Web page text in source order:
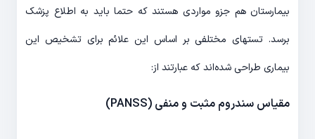
بیمارستان هم جزو مواردی هستند که حتما باید به اطلاع پزشک
برسد. تست‎های مختلفی بر اساس این علائم برای تشخیص این
بیماری طراحی شده‌اند که عبارتند از:
مقیاس سندروم مثبت و منفی (PANSS)